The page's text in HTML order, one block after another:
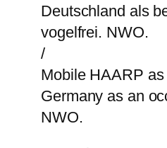
Deutschland als
vogelfrei. NWO.
/
Mobile HAARP
Germany as an
NWO.